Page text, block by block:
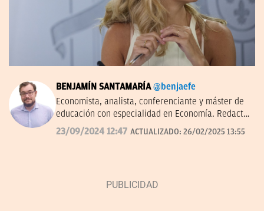
BENJAMÍN SANTAMARÍA @benjaefe
Economista, analista, conferenciante y máster de
educación con especialidad en Economía. Redactor
de economía y empresas en OKDIARIO y autor de
'La economía a través del tiempo' en el Instituto
23/09/2024 12:47 ACTUALIZADO: 26/02/2025 13:55